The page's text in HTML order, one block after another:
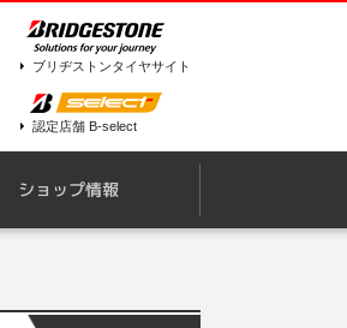
ブリヂストンタイヤサイト
認定店舗 B-select
ショップ情報